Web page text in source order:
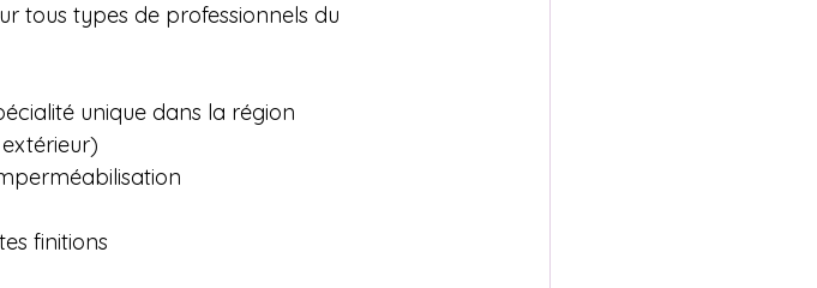
tous types de professionnels du
unique dans la région
finitions